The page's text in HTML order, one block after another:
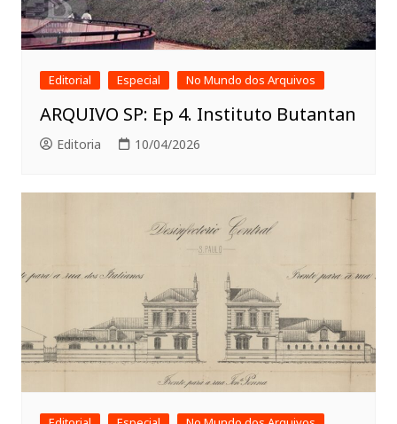
Editorial Especial No Mundo dos Arquivos
ARQUIVO SP: Ep 4. Instituto Butantan
Editoria 10/04/2026